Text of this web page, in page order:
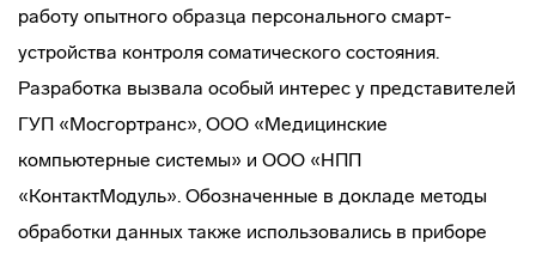
работу опытного образца персонального смарт-
устройства контроля соматического состояния.
Разработка вызвала особый интерес у представителей
ГУП «Мосгортранс», ООО «Медицинские
компьютерные системы» и ООО «НПП
«КонтактМодуль». Обозначенные в докладе методы
обработки данных также использовались в приборе